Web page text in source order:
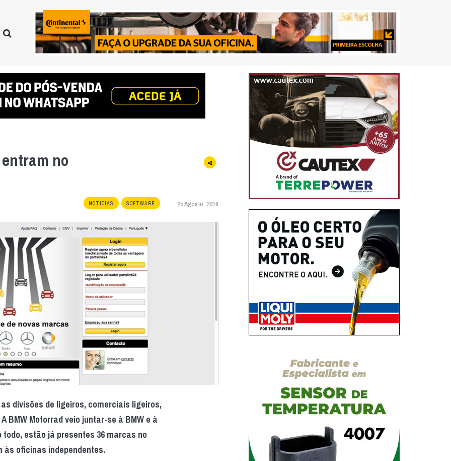
no
NOTÍCIAS SOFTWARE 25 Agosto, 2016
divisões de ligeiros, comerciais ligeiros,
BMW Motorrad veio juntar-se à BMW e à
estão já presentes 36 marcas no
às oficinas independentes.